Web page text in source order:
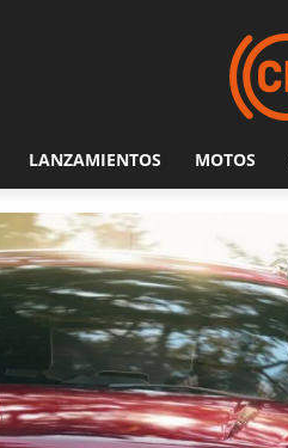
LANZAMIENTOS MOTOS